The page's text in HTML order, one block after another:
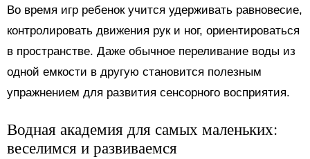
Во время игр ребенок учится удерживать равновесие,
контролировать движения рук и ног, ориентироваться
в пространстве. Даже обычное переливание воды из
одной емкости в другую становится полезным
упражнением для развития сенсорного восприятия.
Водная академия для самых маленьких:
веселимся и развиваемся